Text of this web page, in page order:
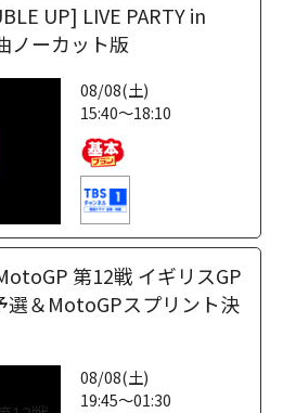
UP] LIVE PARTY in
ノーカット版
08/08(土)
15:40～18:10
第12戦 イギリスGP
選＆MotoGPスプリント決
08/08(土)
19:45～01:30